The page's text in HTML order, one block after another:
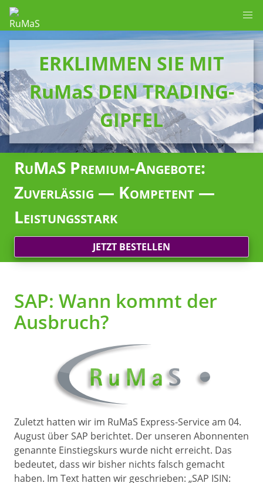
ERKLIMMEN SIE MIT
RuMaS DEN TRADING-
GIPFEL
RuMaS Premium-Angebote:
Zuverlässig — Kompetent —
Leistungsstark
JETZT BESTELLEN
SAP: Wann kommt der
Ausbruch?
Zuletzt hatten wir im RuMaS Express-Service am 04.
August über SAP berichtet. Der unseren Abonnenten
genannte Einstiegskurs wurde nicht erreicht. Das
bedeutet, dass wir bisher nichts falsch gemacht
haben. Im Text hatten wir geschrieben: „SAP ISIN: